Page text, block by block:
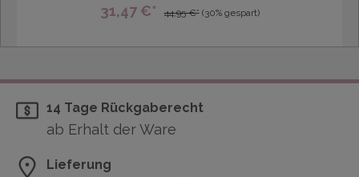
31,47 €* 44,95 €* (30% gespart)
14 Tage Rückgaberecht
ab Erhalt der Ware
Lieferung